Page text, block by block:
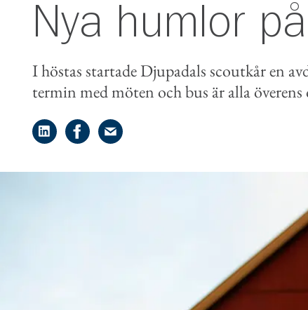
Nya humlor
I höstas startade Djupadals scoutkår en
termin med möten och bus är alla
Dela på LinkedIn
Dela på Facebook
Dela på e-post